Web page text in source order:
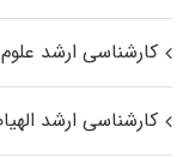
کارشناسی ارشد
کارشناسی ارشد